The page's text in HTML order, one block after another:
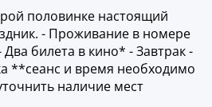
половинке настоящий
- Проживание в номере
билета в кино* - Завтрак -
**сеанс и время необходимо
наличие мест